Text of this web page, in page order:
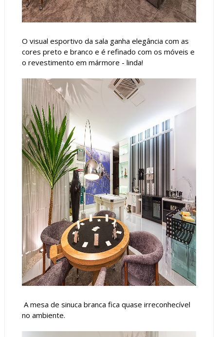
O visual esportivo da sala ganha elegância com as
cores preto e branco e é refinado com os móveis e
o revestimento em mármore - linda!
A mesa de sinuca branca fica quase irreconhecível
no ambiente.